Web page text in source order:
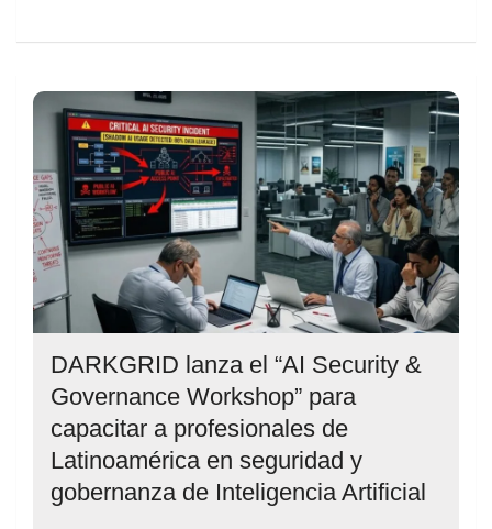
DARKGRID lanza el “AI Security &
Governance Workshop” para
capacitar a profesionales de
Latinoamérica en seguridad y
gobernanza de Inteligencia Artificial